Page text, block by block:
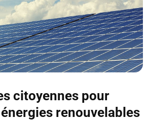
citoyennes pour
renouvelables